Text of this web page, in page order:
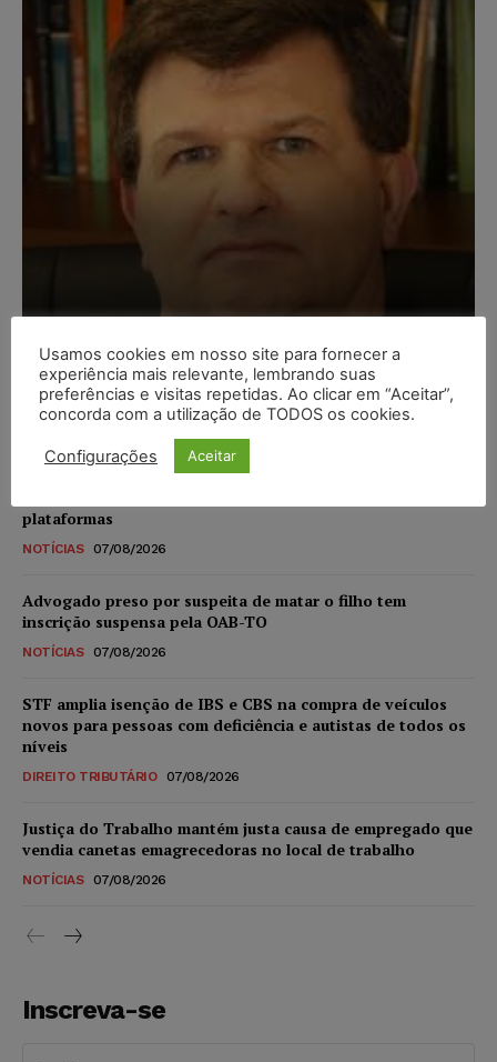
juros
Carlos Henrique Abrão - 07/08/2026
Meta é alvo de denúncia após anúncios com conteúdo
plataformas
NOTÍCIAS 07/08/2026
Advogado preso por suspeita de matar o filho tem
inscrição suspensa pela OAB-TO
NOTÍCIAS 07/08/2026
STF amplia isenção de IBS e CBS na compra de veículos
novos para pessoas com deficiência e autistas de todos os
níveis
DIREITO TRIBUTÁRIO 07/08/2026
Justiça do Trabalho mantém justa causa de empregado que
vendia canetas emagrecedoras no local de trabalho
NOTÍCIAS 07/08/2026
Inscreva-se
Usamos cookies em nosso site para fornecer a
experiência mais relevante, lembrando suas
preferências e visitas repetidas. Ao clicar em “Aceitar”,
concorda com a utilização de TODOS os cookies.
Configurações Aceitar